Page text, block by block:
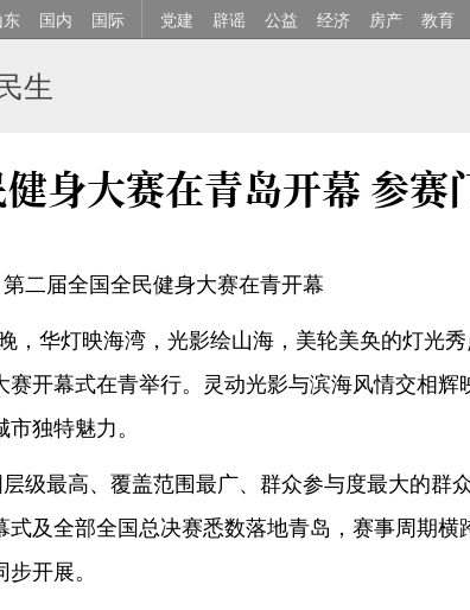
东 国内 国际 党建 辟谣 公益 经济 房产 教育
生
身大赛在青岛开幕 参赛
二届全国全民健身大赛在青开幕
，华灯映海湾，光影绘山海，美轮美奂的灯光
赛开幕式在青举行。灵动光影与滨海风情交相辉
独特魅力。
级最高、覆盖范围最广、群众参与度最大的群
式及全部全国总决赛悉数落地青岛，赛事周期横
开展。